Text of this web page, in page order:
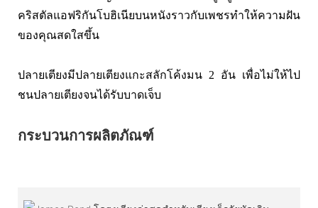
คริสตัลแอฟริกันโบฮิเนียบนหนังราวกับเพชรทำให้ความฝัน
ของคุณสดใสขึ้น
ปลายเตียงมีปลายเตียงแกะสลักโค้งมน 2 อัน เพื่อไม่ให้ไป
ชนปลายเตียงจนได้รับบาดเจ็บ
กระบวนการผลิตภัณฑ์